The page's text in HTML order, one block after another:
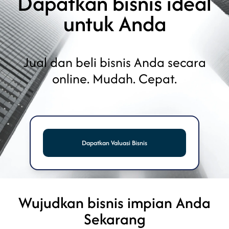
untuk Anda
Jual dan beli bisnis Anda secara
online. Mudah. Cepat.
Dapatkan Valuasi Bisnis
Wujudkan bisnis impian Anda
Sekarang